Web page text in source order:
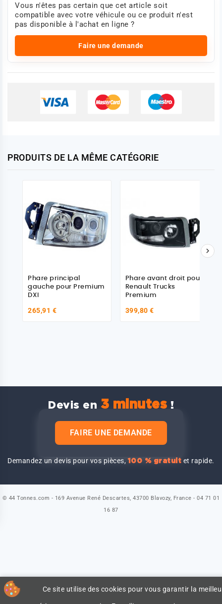
Vous n'êtes pas certain que cet article soit
compatible avec votre véhicule ou ce produit n'est
pas disponible à l'achat en ligne ?
Faire une demande
PRODUITS DE LA MÊME CATÉGORIE
Phare principal
gauche pour Premium
DXI
265,91 €
Phare avant droit pour
Renault Trucks
Premium
399,80 €

Devis en 3 minutes !
FAIRE UNE DEMANDE
Demandez un devis pour vos pièces,100 % gratuit et rapide.
Ce site utilise des cookies pour vous garantir la
© 44 Tonnes.com - 169 Avenue René Descartes, 43700 Blavozy, France - 04 71 01
16 87